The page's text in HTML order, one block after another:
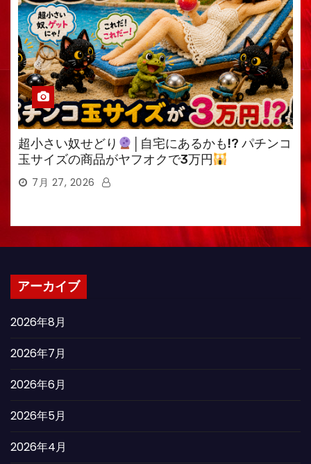
超小さい奴せどり
│自宅にあるかも!? パチンコ
玉サイズの商品がヤフオクで3万円
7月 27, 2026
アーカイブ
2026年8月
2026年7月
2026年6月
2026年5月
2026年4月